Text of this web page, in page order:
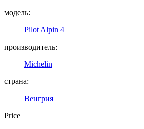
модель:
Pilot Alpin 4
производитель:
Michelin
страна:
Венгрия
Price